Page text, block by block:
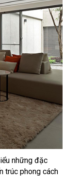
những đặc
trúc phong cách